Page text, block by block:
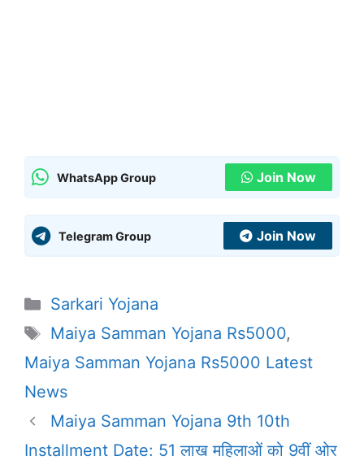
WhatsApp Group Join Now
Telegram Group Join Now
Categories
Sarkari Yojana
Tags
Maiya Samman Yojana Rs5000,
Maiya Samman Yojana Rs5000 Latest
News
Maiya Samman Yojana 9th 10th
Installment Date: 51 लाख महिलाओं को 9वीं ओर